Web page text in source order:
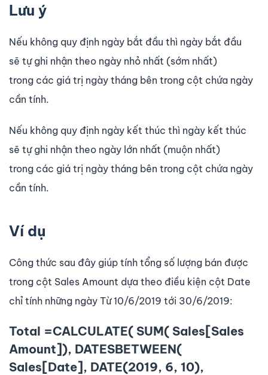
Lưu ý
Nếu không quy định ngày bắt đầu thì ngày bắt đầu
sẽ tự ghi nhận theo ngày nhỏ nhất (sớm nhất)
trong các giá trị ngày tháng bên trong cột chứa ngày
cần tính.
Nếu không quy định ngày kết thúc thì ngày kết thúc
sẽ tự ghi nhận theo ngày lớn nhất (muộn nhất)
trong các giá trị ngày tháng bên trong cột chứa ngày
cần tính.
Ví dụ
Công thức sau đây giúp tính tổng số lượng bán được
trong cột Sales Amount dựa theo điều kiện cột Date
chỉ tính những ngày Từ 10/6/2019 tới 30/6/2019:
Total =CALCULATE( SUM( Sales[Sales
Amount]), DATESBETWEEN(
Sales[Date], DATE(2019, 6, 10),